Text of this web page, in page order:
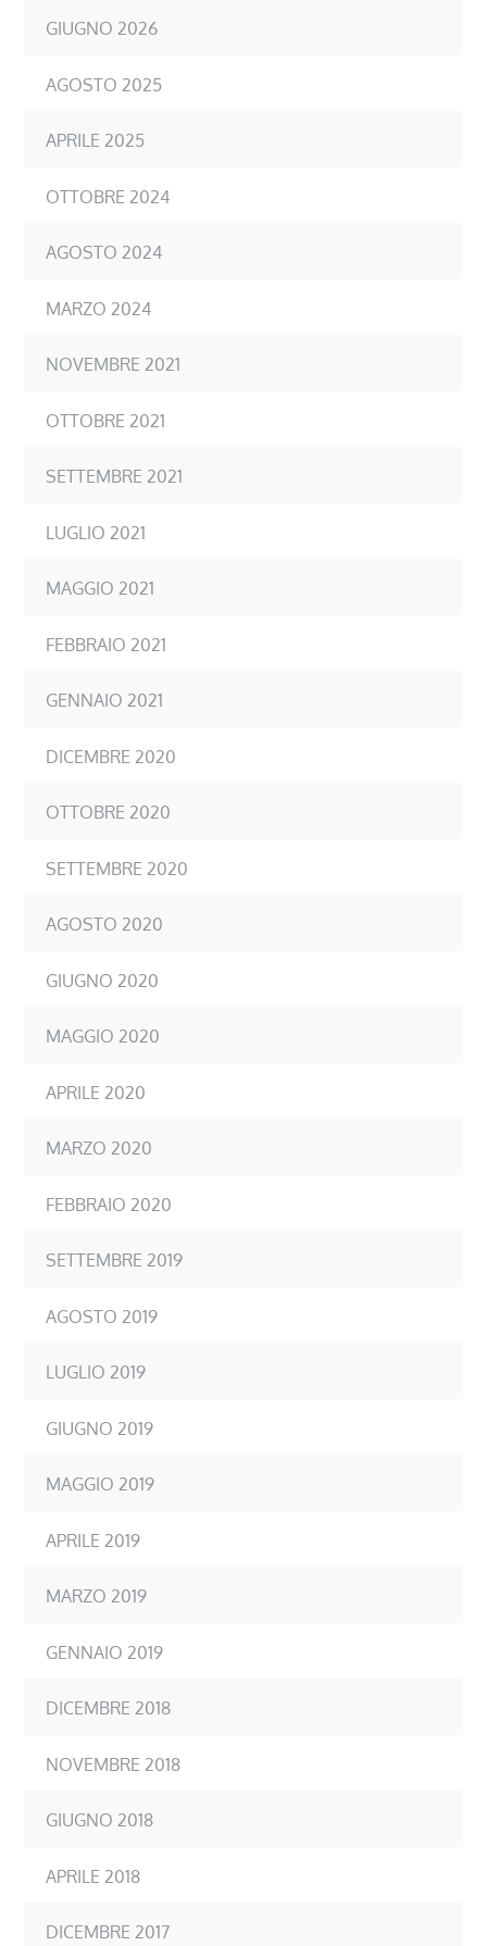
GIUGNO 2026
AGOSTO 2025
APRILE 2025
OTTOBRE 2024
AGOSTO 2024
MARZO 2024
NOVEMBRE 2021
OTTOBRE 2021
SETTEMBRE 2021
LUGLIO 2021
MAGGIO 2021
FEBBRAIO 2021
GENNAIO 2021
DICEMBRE 2020
OTTOBRE 2020
SETTEMBRE 2020
AGOSTO 2020
GIUGNO 2020
MAGGIO 2020
APRILE 2020
MARZO 2020
FEBBRAIO 2020
SETTEMBRE 2019
AGOSTO 2019
LUGLIO 2019
GIUGNO 2019
MAGGIO 2019
APRILE 2019
MARZO 2019
GENNAIO 2019
DICEMBRE 2018
NOVEMBRE 2018
GIUGNO 2018
APRILE 2018
DICEMBRE 2017